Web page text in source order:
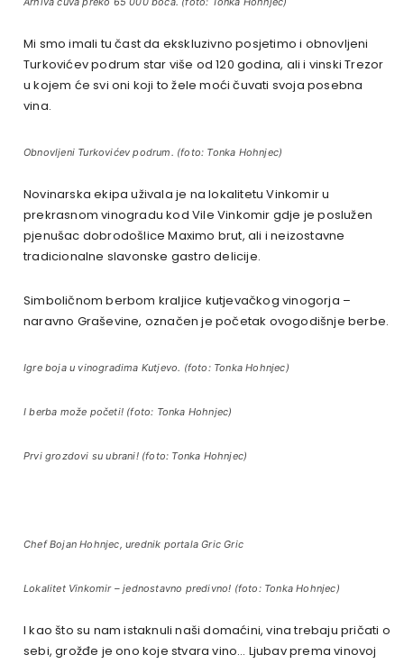
Mi smo imali tu čast da ekskluzivno posjetimo i obnovljeni
Turkovićev podrum star više od 120 godina, ali i vinski Trezor
u kojem će svi oni koji to žele moći čuvati svoja posebna
vina.
Obnovljeni Turkovićev podrum. (foto: Tonka Hohnjec)
Novinarska ekipa uživala je na lokalitetu Vinkomir u
prekrasnom vinogradu kod Vile Vinkomir gdje je poslužen
pjenušac dobrodošlice Maximo brut, ali i neizostavne
tradicionalne slavonske gastro delicije.
Simboličnom berbom kraljice kutjevačkog vinogorja –
naravno Graševine, označen je početak ovogodišnje berbe.
Igre boja u vinogradima Kutjevo. (foto: Tonka Hohnjec)
I berba može početi! (foto: Tonka Hohnjec)
Prvi grozdovi su ubrani! (foto: Tonka Hohnjec)
Chef Bojan Hohnjec, urednik portala Gric Gric
Lokalitet Vinkomir – jednostavno predivno! (foto: Tonka Hohnjec)
I kao što su nam istaknuli naši domaćini, vina trebaju pričati o
sebi, grožđe je ono koje stvara vino… Ljubav prema vinovoj